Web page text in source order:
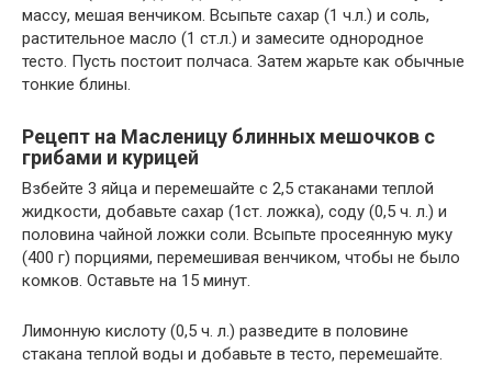
массу, мешая венчиком. Всыпьте сахар (1 ч.л.) и соль,
растительное масло (1 ст.л.) и замесите однородное
тесто. Пусть постоит полчаса. Затем жарьте как обычные
тонкие блины.
Рецепт на Масленицу блинных мешочков с
грибами и курицей
Взбейте 3 яйца и перемешайте с 2,5 стаканами теплой
жидкости, добавьте сахар (1ст. ложка), соду (0,5 ч. л.) и
половина чайной ложки соли. Всыпьте просеянную муку
(400 г) порциями, перемешивая венчиком, чтобы не было
комков. Оставьте на 15 минут.
Лимонную кислоту (0,5 ч. л.) разведите в половине
стакана теплой воды и добавьте в тесто, перемешайте.